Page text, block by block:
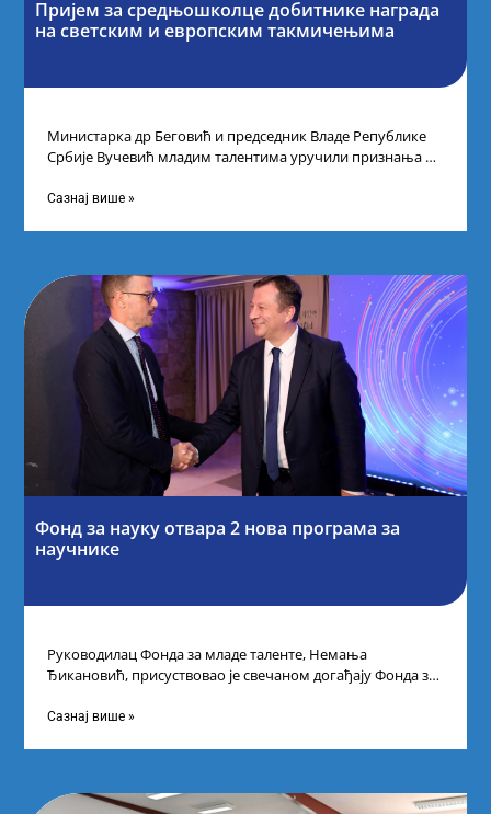
Пријем за средњошколце добитнике награда
на светским и европским такмичењима
Министарка др Беговић и председник Владе Републике
Србије Вучевић младим талентима уручили признања У
Сазнај више »
Фонд за науку отвара 2 нова програма за
научнике
Руководилац Фонда за младе таленте, Немања
Ђикановић, присуствовао је свечаном догађају Фонда за
Сазнај више »